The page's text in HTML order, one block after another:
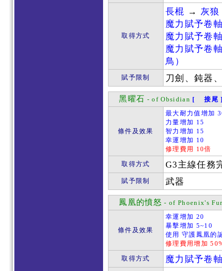
取得方式
長棍 → 灰狼
魔力賦予卷
魔力賦予卷
魔力賦予卷
鳥）
賦予限制 刀劍、鈍器
黑曜石 - of Obsidian [ 接尾
條件及效果
最大耐力值增加
力量增加 15
智力增加 15
幸運增加 10
修理費用 10倍
取得方式
G3主線任務
賦予限制 武器
鳳凰的憤怒 - of Phoenix's
條件及效果
幸運增加 20
暴擊增加 5~10
使用 守護鳳凰的
修理費用增加
取得方式
魔力賦予卷